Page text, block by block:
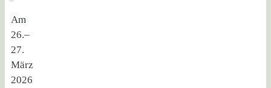
Am
26.–
27.
März
2026